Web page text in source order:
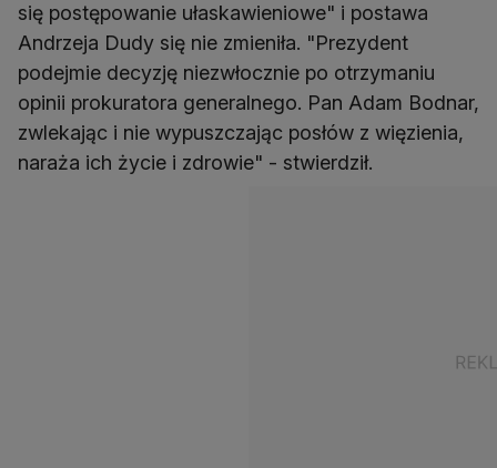
się postępowanie ułaskawieniowe" i postawa
Andrzeja Dudy się nie zmieniła. "Prezydent
podejmie decyzję niezwłocznie po otrzymaniu
opinii prokuratora generalnego. Pan Adam Bodnar,
zwlekając i nie wypuszczając posłów z więzienia,
naraża ich życie i zdrowie" - stwierdził.